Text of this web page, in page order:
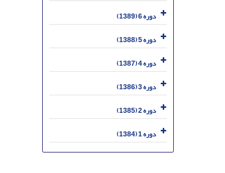
دوره 6 (1389)
دوره 5 (1388)
دوره 4 (1387)
دوره 3 (1386)
دوره 2 (1385)
دوره 1 (1384)